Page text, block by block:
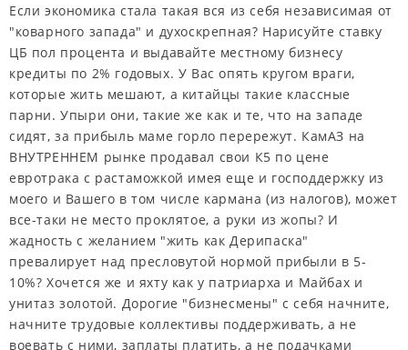
Если экономика стала такая вся из себя независимая от
"коварного запада" и духоскрепная? Нарисуйте ставку
ЦБ пол процента и выдавайте местному бизнесу
кредиты по 2% годовых. У Вас опять кругом враги,
которые жить мешают, а китайцы такие классные
парни. Упыри они, такие же как и те, что на западе
сидят, за прибыль маме горло перережут. КамАЗ на
ВНУТРЕННЕМ рынке продавал свои К5 по цене
евротрака с растаможкой имея еще и господдержку из
моего и Вашего в том числе кармана (из налогов), может
все-таки не место проклятое, а руки из жопы? И
жадность с желанием "жить как Дерипаска"
превалирует над пресловутой нормой прибыли в 5-
10%? Хочется же и яхту как у патриарха и Майбах и
унитаз золотой. Дорогие "бизнесмены" с себя начните,
начните трудовые коллективы поддерживать, а не
воевать с ними, заплаты платить, а не подачками